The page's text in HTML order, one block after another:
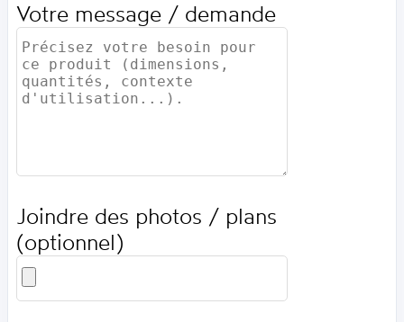
Votre message / demande
Joindre des photos / plans
(optionnel)